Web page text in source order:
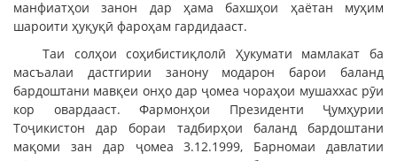
манфиатҳои занон дар ҳама бахшҳои ҳаётан муҳим
шароити ҳуқуқӣ фароҳам гардидааст.
Таи солҳои соҳибистиқлолӣ Ҳукумати мамлакат ба
масъалаи дастгирии занону модарон барои баланд
бардоштани мавқеи онҳо дар ҷомеа чораҳои мушаххас рӯи
кор овардааст. Фармонҳои Президенти Ҷумҳурии
Тоҷикистон дар бораи тадбирҳои баланд бардоштани
мақоми зан дар ҷомеа 3.12.1999, Барномаи давлатии